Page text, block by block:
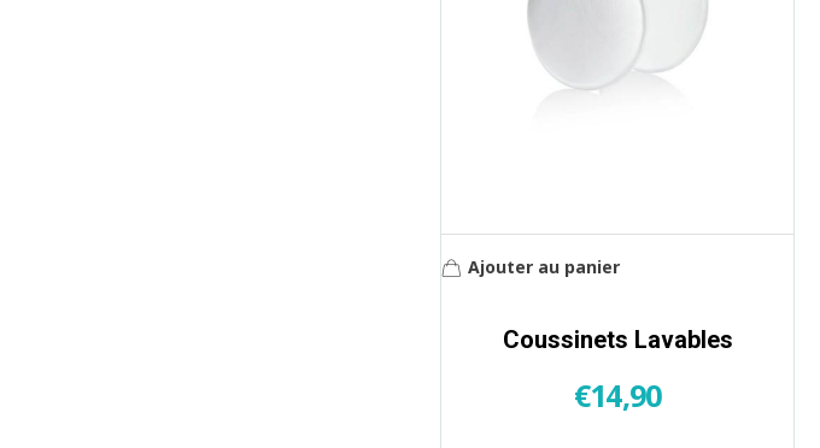
Coussinets Lavables
€14,90
Ajouter au panier